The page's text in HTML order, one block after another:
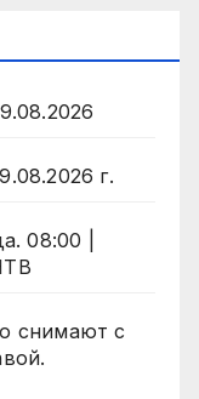
г.
08:00 |
снимают с